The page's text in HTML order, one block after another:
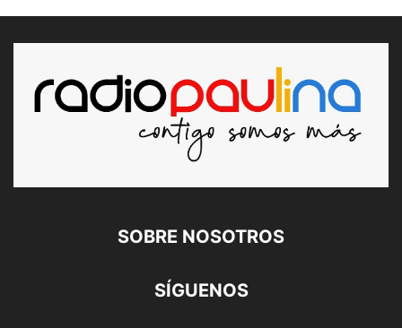
SOBRE NOSOTROS
SÍGUENOS